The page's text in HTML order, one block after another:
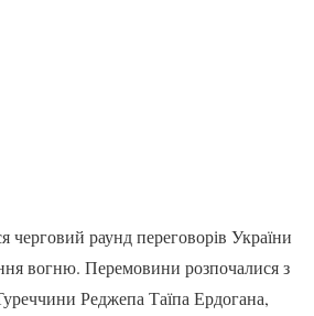
черговий раунд переговорів України
вогню. Перемовини розпочалися з
Реджепа Таїпа Ердогана,